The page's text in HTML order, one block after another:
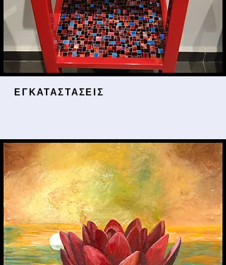
ΕΓΚΑΤΑΣΤΑΣΕΙΣ